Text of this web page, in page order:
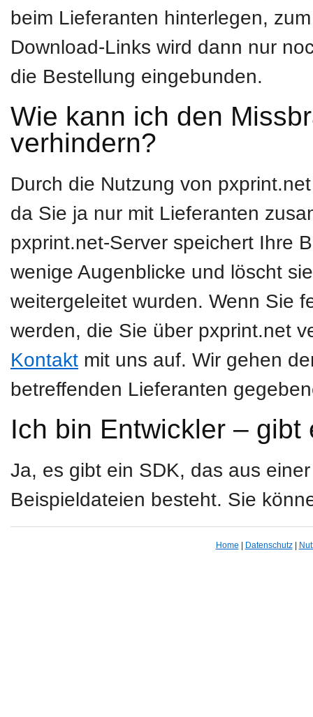
beim Lieferanten hinterlegen,
Download-Links wird dann nur
die Bestellung eingebunden.
Wie kann ich den
verhindern?
Durch die Nutzung von
da Sie ja nur mit Lieferanten
pxprint.net-Server speichert Ihre
wenige Augenblicke und löscht
weitergeleitet wurden. Wenn Sie
werden, die Sie über pxprint.net
Kontakt mit uns auf. Wir gehen
betreffenden Lieferanten
Ich bin Entwickler – gibt
Ja, es gibt ein SDK, das aus
Beispieldateien besteht. Sie
Home Datenschutz|